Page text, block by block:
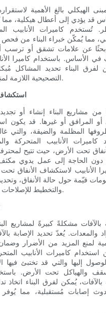
الهيكلي بالغ الأهمية
قد يؤدي إلى أعطال هيكلية،
تُستخدم كاميرات الأنابيب
مما يُمكّن خبراء البناء من
بحثًا عن علامات تشقق أو
في الأساس. باستخدام كاميرا
لفرق البناء تحديد المشاكل
التصحيحية اللازمة لمنع المزيد من الأضرار.
من مشاريع البناء إنشاء أو
أو المرافق أو غيرها. قد يكون
المظلمة والضيقة، والتي
كاميرات الأنابيب المتحركة
تحت الأرض، حيث تتيح
دون الحاجة إلى عمل يدوي
الأنابيب لاستكشاف الأنفاق
قيّمة حول حالة الأنفاق،
والتخطيط للإصلاحات أو التحسينات اللازمة.
مشكلةً كبيرةً لمشاريع
والمعدات. يُعدّ تحديد الإصابة
لمنع المزيد من الأضرار
استخدام كاميرات الأنابيب
إليها والتي قد تختبئ فيها
والهياكل تحت الأرض.
بالآفات، يُمكن لفرق البناء اتخاذ
إصابات مُستقبلية، مما